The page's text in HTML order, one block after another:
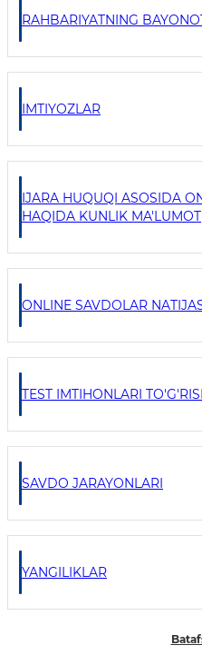
RAHBARIYATNING
IMTIYOZLAR
IJARA HUQUQI ASOSIDA
HAQIDA KUNLIK MA'LUMOT
ONLINE SAVDOLAR
TEST IMTIHONLARI
SAVDO JARAYONLARI
YANGILIKLAR